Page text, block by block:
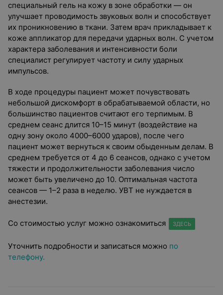
специальный гель на кожу в зоне обработки — он
улучшает проводимость звуковых волн и способствует
их проникновению в ткани. Затем врач прикладывает к
коже аппликатор для передачи ударных волн. С учетом
характера заболевания и интенсивности боли
специалист регулирует частоту и силу ударных
импульсов.
В ходе процедуры пациент может почувствовать
небольшой дискомфорт в обрабатываемой области, но
большинство пациентов считают его терпимым. В
среднем сеанс длится 10–15 минут (воздействие на
одну зону около 4000–6000 ударов), после чего
пациент может вернуться к своим обыденным делам. В
среднем требуется от 4 до 6 сеансов, однако с учетом
тяжести и продолжительности заболевания число
может быть увеличено до 10. Оптимальная частота
сеансов — 1–2 раза в неделю. УВТ не нуждается в
анестезии.
Со стоимостью услуг можно ознакомиться ЗДЕСЬ
Уточнить подробности и записаться можно по
телефону.